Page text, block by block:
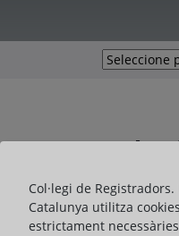
Col·legi de
Catalunya utilitza
estrictament